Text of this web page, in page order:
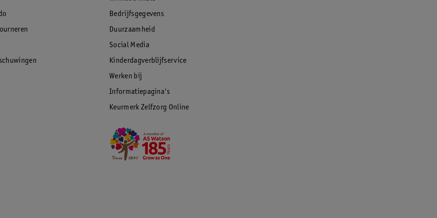
eenvoudig vervangen worden metBedrijfsgegevens
Duurzaamheid
Social Media
Kinderdagverblijfservice
Werken bij
Informatiepagina's
Keurmerk Zelfzorg Online